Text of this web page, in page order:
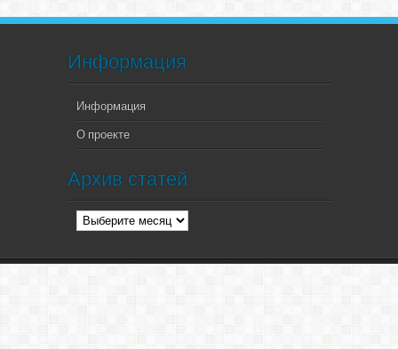
Информация
Информация
О проекте
Архив статей
Архив
статей